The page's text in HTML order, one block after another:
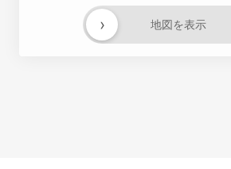
地図を表示
›